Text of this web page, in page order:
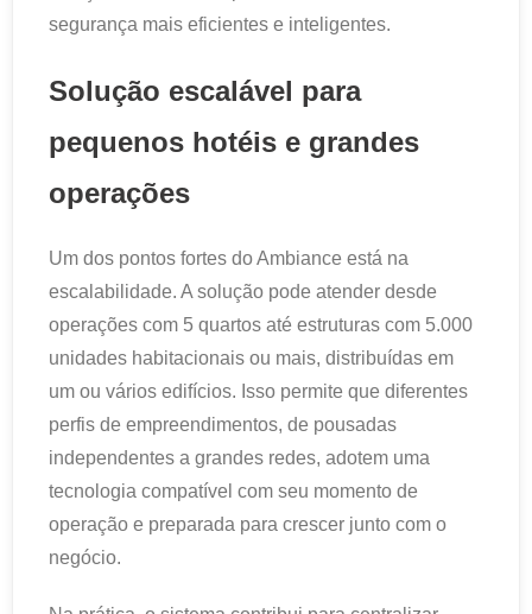
segurança mais eficientes e inteligentes.
Solução escalável para
pequenos hotéis e grandes
operações
Um dos pontos fortes do Ambiance está na
escalabilidade. A solução pode atender desde
operações com 5 quartos até estruturas com 5.000
unidades habitacionais ou mais, distribuídas em
um ou vários edifícios. Isso permite que diferentes
perfis de empreendimentos, de pousadas
independentes a grandes redes, adotem uma
tecnologia compatível com seu momento de
operação e preparada para crescer junto com o
negócio.